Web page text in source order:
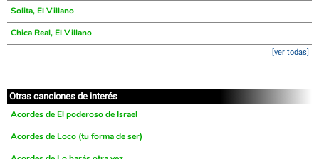
Solita, El Villano
Chica Real, El Villano
[ver todas]
Otras canciones de interés
Acordes de El poderoso de Israel
Acordes de Loco (tu forma de ser)